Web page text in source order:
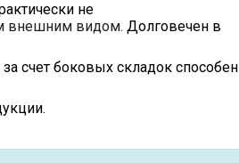
не
внешним видом. Долговечен в
за счет боковых складок способен